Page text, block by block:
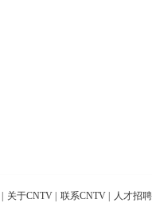
| 关于CNTV | 联系CNTV | 人才招聘